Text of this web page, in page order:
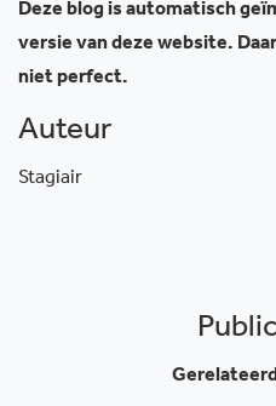
Deze blog is automatisch
versie van deze website.
niet perfect.
Auteur
Stagiair